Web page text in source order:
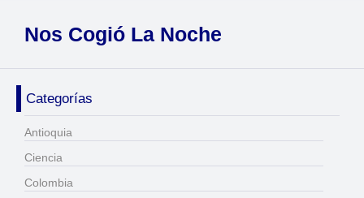
Nos Cogió La Noche
Categorías
Antioquia
Ciencia
Colombia